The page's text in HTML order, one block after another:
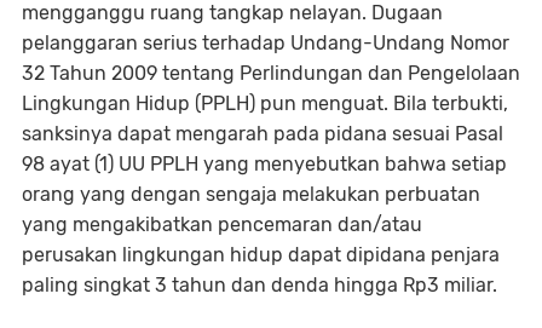
mengganggu ruang tangkap nelayan. Dugaan
pelanggaran serius terhadap Undang-Undang Nomor
32 Tahun 2009 tentang Perlindungan dan Pengelolaan
Lingkungan Hidup (PPLH) pun menguat. Bila terbukti,
sanksinya dapat mengarah pada pidana sesuai Pasal
98 ayat (1) UU PPLH yang menyebutkan bahwa setiap
orang yang dengan sengaja melakukan perbuatan
yang mengakibatkan pencemaran dan/atau
perusakan lingkungan hidup dapat dipidana penjara
paling singkat 3 tahun dan denda hingga Rp3 miliar.